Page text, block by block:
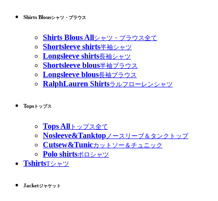
Shirts Blousシャツ・ブラウス
Shirts Blous Allシャツ・ブラウス全て
Shortsleeve shirts半袖シャツ
Longsleeve shirts長袖シャツ
Shortsleeve blous半袖ブラウス
Longsleeve blous長袖ブラウス
RalphLauren Shirtsラルフローレンシャツ
Tops トップス
Tops All トップス全て
Nosleeve&Tanktopノースリーブ＆タンクトップ
Cutsew&Tunicカットソー＆チュニック
Polo shirtsポロシャツ
TshirtsTシャツ
Jacketジャケット